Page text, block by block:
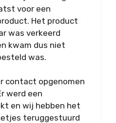
voor een
Het product
was verkeerd
kwam dus niet
was.
contact opgenomen
werd een
en wij hebben het
teruggestuurd